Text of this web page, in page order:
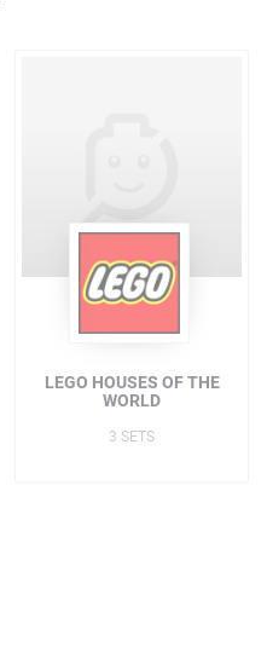
LEGO HOUSES OF THE
WORLD
3 SETS